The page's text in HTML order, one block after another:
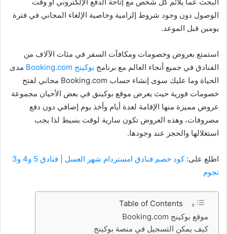
الوصول دون وجود شروط إلزامية وخاصية الإلغاء المجاني في فترة
يومين قبل الموعد.
استمتع بعروض وخصومات ومكافآت السفر في مئات الآلاف من
الفنادق في جميع أنحاء العالم مع برنامج بوكينج Booking.com
مدى
الحياة وما عليك سوى إنشاء حساب Booking.com مجاني لفتح
خصومات فورية حيث يعرض موقع بوكينق في بعض الأحيان مجموعة
عروض مميزة منها الإقامة لعدة أيام وأخذ يوم إضافي دون دفع
مصروفات، وهذه العروض تكون سارية لوقت بسيط لذا يجب
استغلالها والحجز عند وجودها.
اطلع على:
كود خصم فنادق امستردام شهر العسل | فنادق 5 و4 و3
نجوم
Table of Contents
موقع بوكينج Booking.com
كيف يمكن التسجيل في منصة بوكينج